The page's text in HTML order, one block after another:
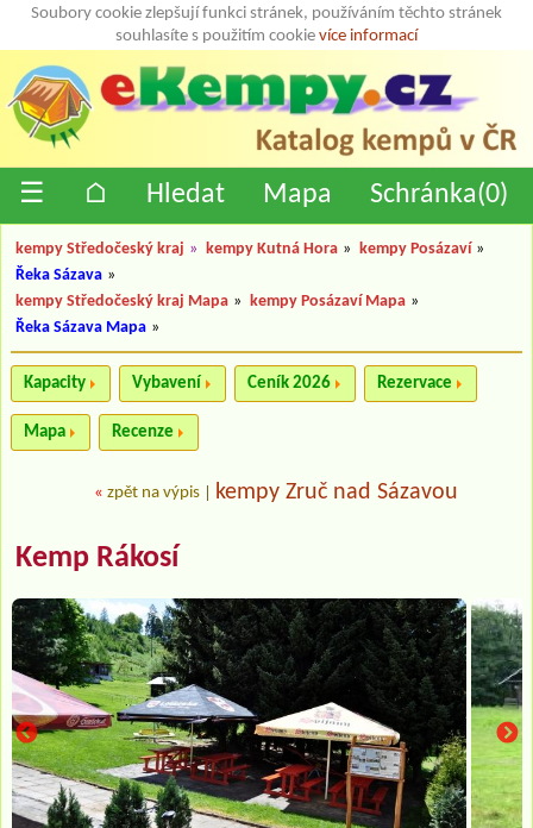
Soubory cookie zlepšují funkci stránek, používáním těchto stránek
souhlasíte s použitím cookie více informací
☰ ⌂ Hledat Mapa Schránka(0)
kempy Středočeský kraj » kempy Kutná Hora » kempy Posázaví »
Řeka Sázava »
kempy Středočeský kraj Mapa » kempy Posázaví Mapa »
Řeka Sázava Mapa »
Kapacity Vybavení Ceník 2026 Rezervace
Mapa Recenze
« zpět na výpis kempy Zruč nad Sázavou
Kemp Rákosí